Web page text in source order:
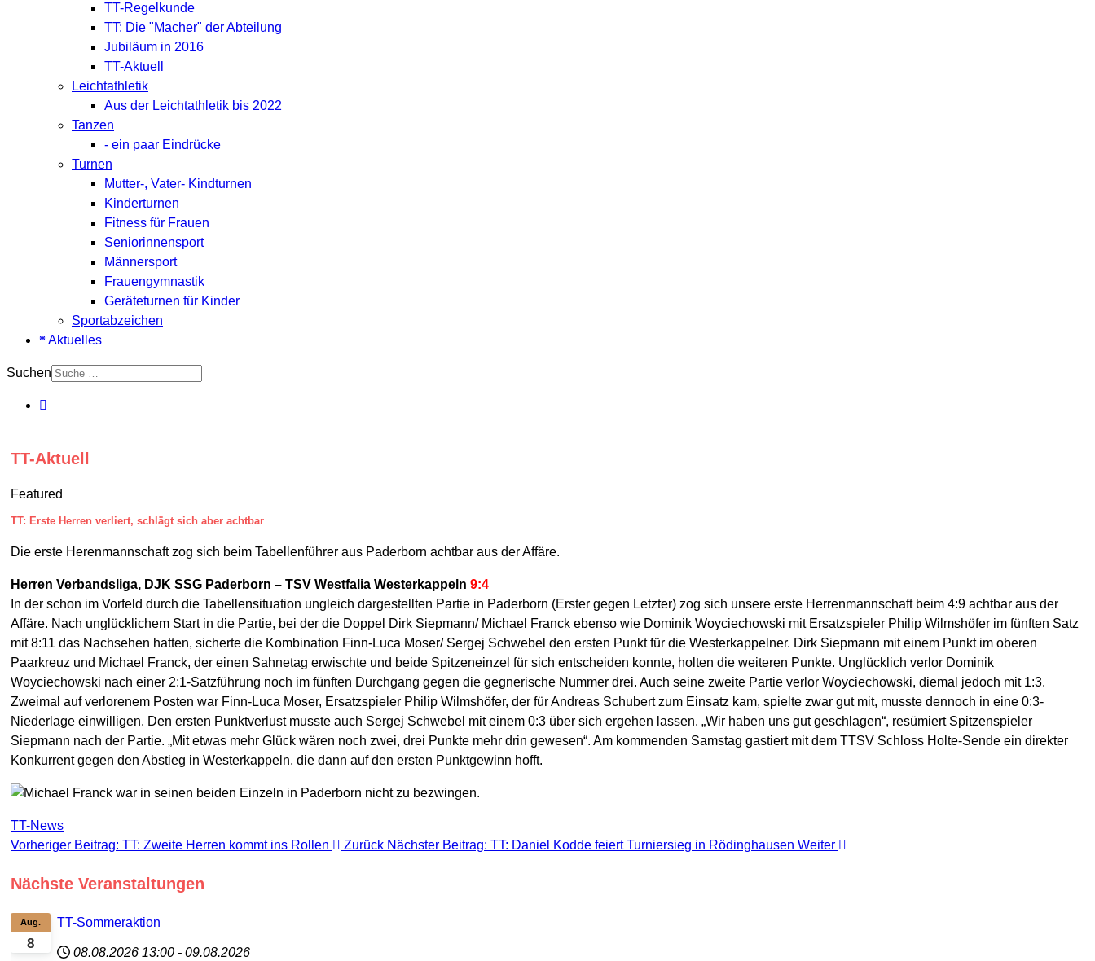
TT-Regelkunde
TT: Die "Macher" der Abteilung
Jubiläum in 2016
TT-Aktuell
Leichtathletik
Aus der Leichtathletik bis 2022
Tanzen
- ein paar Eindrücke
Turnen
Mutter-, Vater- Kindturnen
Kinderturnen
Fitness für Frauen
Seniorinnensport
Männersport
Frauengymnastik
Geräteturnen für Kinder
Sportabzeichen
Aktuelles
Suchen
TT-Aktuell
Featured
TT: Erste Herren verliert, schlägt sich aber achtbar
Die erste Herenmannschaft zog sich beim Tabellenführer aus Paderborn achtbar aus der Affäre.
Herren Verbandsliga, DJK SSG Paderborn – TSV Westfalia Westerkappeln 9:4
In der schon im Vorfeld durch die Tabellensituation ungleich dargestellten Partie in Paderborn (Erster gegen Letzter) zog sich unsere erste Herrenmannschaft beim 4:9 achtbar aus der
Affäre. Nach unglücklichem Start in die Partie, bei der die Doppel Dirk Siepmann/ Michael Franck ebenso wie Dominik Woyciechowski mit Ersatzspieler Philip Wilmshöfer im fünften Satz
mit 8:11 das Nachsehen hatten, sicherte die Kombination Finn-Luca Moser/ Sergej Schwebel den ersten Punkt für die Westerkappelner. Dirk Siepmann mit einem Punkt im oberen
Paarkreuz und Michael Franck, der einen Sahnetag erwischte und beide Spitzeneinzel für sich entscheiden konnte, holten die weiteren Punkte. Unglücklich verlor Dominik
Woyciechowski nach einer 2:1-Satzführung noch im fünften Durchgang gegen die gegnerische Nummer drei. Auch seine zweite Partie verlor Woyciechowski, diemal jedoch mit 1:3.
Zweimal auf verlorenem Posten war Finn-Luca Moser, Ersatzspieler Philip Wilmshöfer, der für Andreas Schubert zum Einsatz kam, spielte zwar gut mit, musste dennoch in eine 0:3-
Niederlage einwilligen. Den ersten Punktverlust musste auch Sergej Schwebel mit einem 0:3 über sich ergehen lassen. „Wir haben uns gut geschlagen“, resümiert Spitzenspieler
Siepmann nach der Partie. „Mit etwas mehr Glück wären noch zwei, drei Punkte mehr drin gewesen“. Am kommenden Samstag gastiert mit dem TTSV Schloss Holte-Sende ein direkter
Konkurrent gegen den Abstieg in Westerkappeln, die dann auf den ersten Punktgewinn hofft.
TT-News
Vorheriger Beitrag: TT: Zweite Herren kommt ins Rollen
Zurück Nächster Beitrag: TT: Daniel Kodde feiert Turniersieg in Rödinghausen Weiter
Nächste Veranstaltungen
8
Aug. TT-Sommeraktion
08.08.2026 13:00 - 09.08.2026